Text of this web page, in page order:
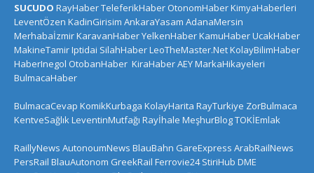
SUCUDO RayHaberTeleferikHaber OtonomHaberKimyaHaberleri
LeventÖzen KadinGirisim AnkaraYasam AdanaMersin
MerhabaİzmirKaravanHaberYelkenHaberKamuHaberUcakHaber
MakineTamirIptidai SilahHaberLeoTheMaster.NetKolayBilimHaber
HaberInegol OtobanHaber KiraHaberAEYMarkaHikayeleri
BulmacaHaber
BulmacaCevap KomikKurbaga KolayHarita RayTurkiye ZorBulmaca
KentveSağlıkLeventinMutfağı Rayİhale MeşhurBlogTOKİEmlak
RaillyNews AutonoumNews BlauBahn GareExpress ArabRailNews
PersRail BlauAutonom GreekRail Ferrovie24 StiriHub DME